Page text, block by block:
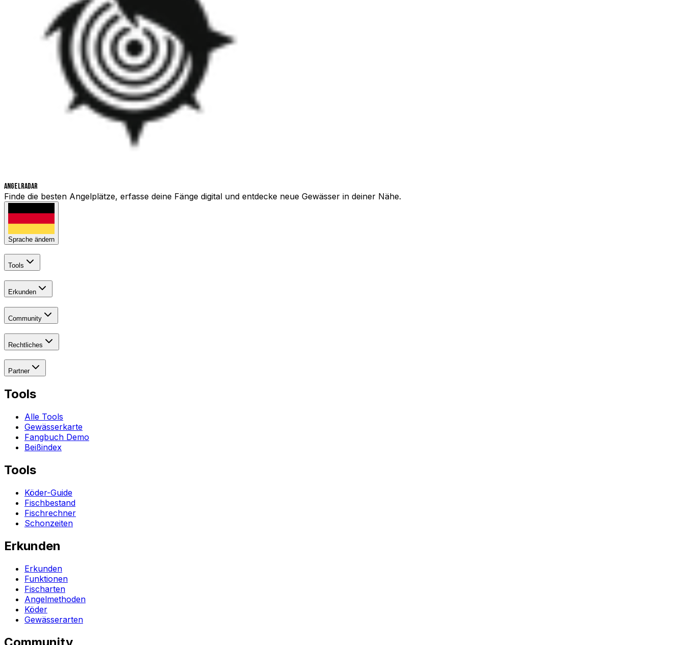
Angelradar
Finde die besten Angelplätze, erfasse deine Fänge digital und entdecke neue Gewässer in deiner Nähe.
Sprache ändern
Tools
Erkunden
Community
Rechtliches
Partner
Tools
Alle Tools
Gewässerkarte
Fangbuch Demo
Beißindex
Tools
Köder-Guide
Fischbestand
Fischrechner
Schonzeiten
Erkunden
Erkunden
Funktionen
Fischarten
Angelmethoden
Köder
Gewässerarten
Community